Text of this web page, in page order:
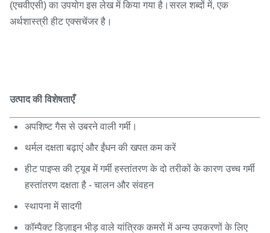
(एचवीएसी) का उपयोग इस लेख में किया गया है।सरल शब्दों में, एक
अर्थशास्त्री हीट एक्सचेंजर है।
उत्पाद की विशेषताएँ
अपशिष्ट गैस से उबरने वाली गर्मी।
थर्मल दक्षता बढ़ाएं और ईंधन की खपत कम करें
हीट पाइप्स की ट्यूब में गर्मी हस्तांतरण के दो तरीकों के कारण उच्च गर्मी
हस्तांतरण दक्षता है - चालन और संवहन
स्थापना में सादगी
कॉम्पैक्ट डिज़ाइन भीड़ वाले यांत्रिक कमरों में अन्य उपकरणों के लिए